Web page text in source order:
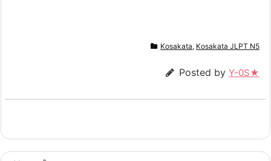
Kosakata, Kosakata JLPT N5
Posted by Y-0S★